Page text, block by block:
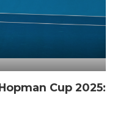
Cup 2025: